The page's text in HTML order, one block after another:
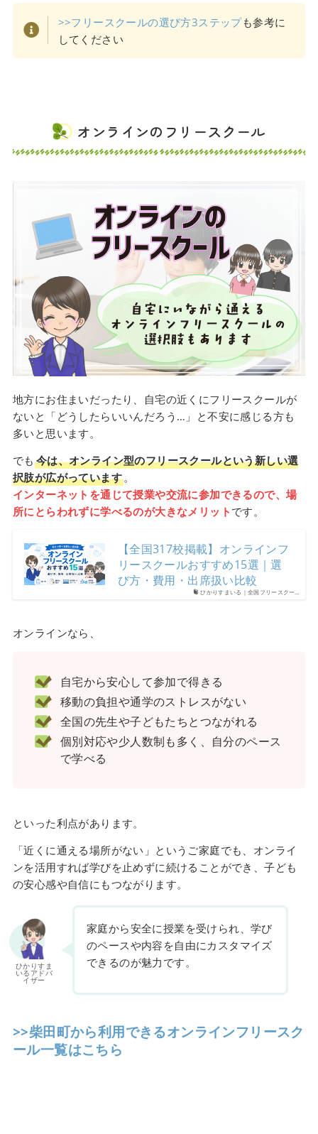
>>フリースクールの選び方3ステップも参考に
してください
オンラインのフリースクール
地方にお住まいだったり、自宅の近くにフリースクールが
ないと「どうしたらいいんだろう…」と不安に感じる方も
多いと思います。
でも 今は、オンライン型のフリースクールという新しい選
択肢が広がっています。
インターネットを通じて授業や交流に参加できるので、場
所にとらわれずに学べるのが大きなメリット です。
ひかりすまいる｜全国フリースクー…
【全国317校掲載】オンラインフ
リースクールおすすめ15選｜選
び方・費用・出席扱い比較
オンラインなら、
自宅から安心して参加で得きる
移動の負担や通学のストレスがない
全国の先生や子どもたちとつながれる
個別対応や少人数制も多く、自分のペース
で学べる
といった利点があります。
「近くに通える場所がない」というご家庭でも、オンライ
ンを活用すれば学びを止めずに続けることができ、子ども
の安心感や自信にもつながります。
ひかりすま
いるアドバ
イザー
家庭から安全に授業を受けられ、学び
のペースや内容を自由にカスタマイズ
できるのが魅力です。
>>柴田町から利用できるオンラインフリースク
ール一覧はこちら